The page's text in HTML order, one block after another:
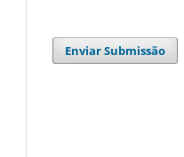
Enviar Submissão